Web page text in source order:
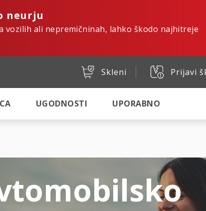
neurju
vozilih ali nepremičninah, lahko škodo najhitreje
Skleni Prijavi
UGODNOSTI UPORABNO